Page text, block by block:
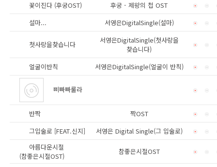
꽃이진다 (후궁OST)
후궁 - 제왕의 첩 OST
설마...
서영은DigitalSingle(설마)
첫사랑을찾습니다
서영은DigitalSingle(첫사랑을
찾습니다)
얼굴이반칙
서영은DigitalSingle(얼굴이 반칙)
삐빠빠룰라
반짝
짝OST
그입술로 [FEAT.신지]
서영은 Digital Single(그 입술로)
아름다운시절
(참좋은시절OST)
참좋은시절OST